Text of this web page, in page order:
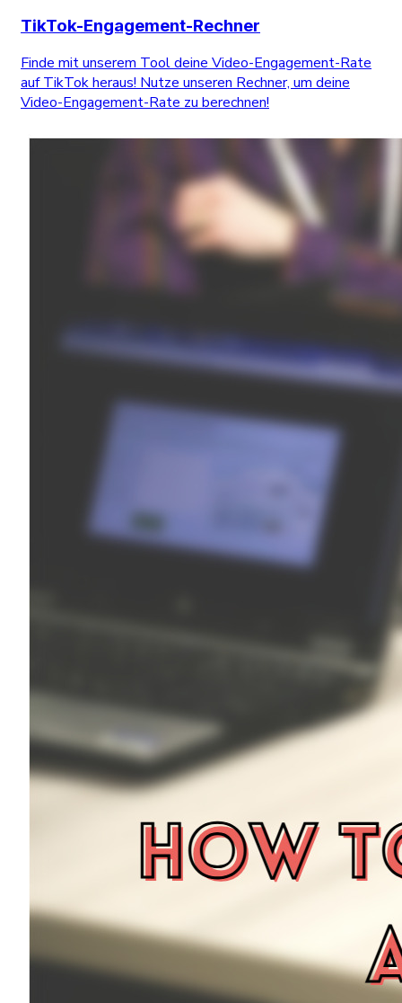
TikTok-Engagement-Rechner
Finde mit unserem Tool deine Video-Engagement-Rate
auf TikTok heraus! Nutze unseren Rechner, um deine
Video-Engagement-Rate zu berechnen!